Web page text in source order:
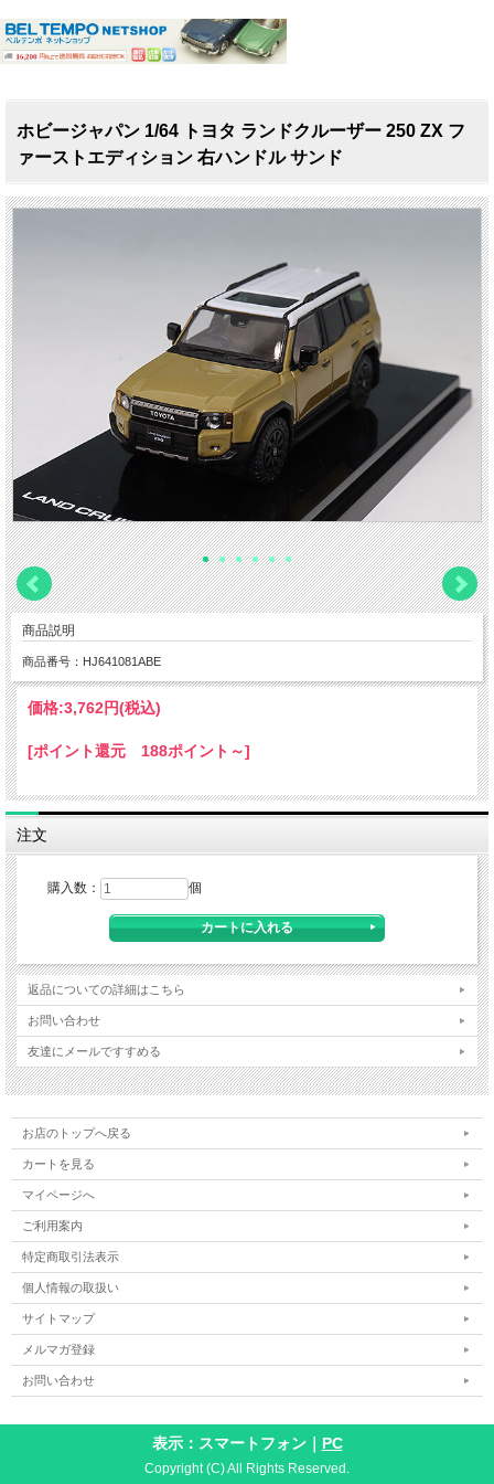
ホビージャパン 1/64 トヨタ ランドクルーザー 250 ZX フ
ァーストエディション 右ハンドル サンド
商品説明
商品番号：HJ641081ABE
価格:3,762円(税込)
[ポイント還元 188ポイント～]
注文
購入数： 個
返品についての詳細はこちら
お問い合わせ
友達にメールですすめる
お店のトップへ戻る
カートを見る
マイページへ
ご利用案内
特定商取引法表示
個人情報の取扱い
サイトマップ
メルマガ登録
お問い合わせ
表示：スマートフォン｜ PC
Copyright (C) All Rights Reserved.